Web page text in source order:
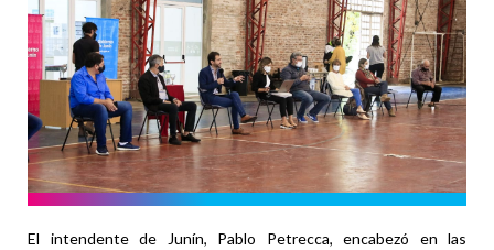
El intendente de Junín, Pablo Petrecca, encabezó en las